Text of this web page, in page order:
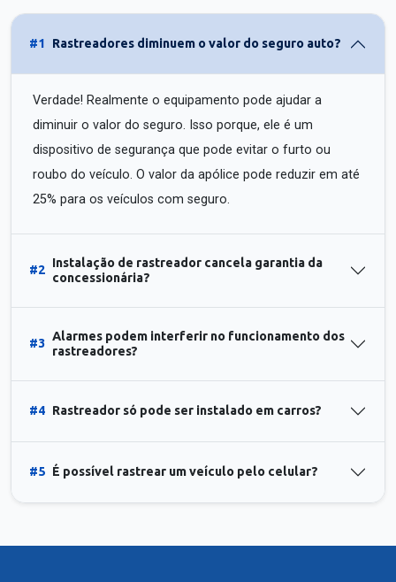
#1 Rastreadores diminuem o valor do seguro auto?
Verdade! Realmente o equipamento pode ajudar a
diminuir o valor do seguro. Isso porque, ele é um
dispositivo de segurança que pode evitar o furto ou
roubo do veículo. O valor da apólice pode reduzir em até
25% para os veículos com seguro.
#2
Instalação de rastreador cancela garantia da
concessionária?
#3
Alarmes podem interferir no funcionamento dos
rastreadores?
#4 Rastreador só pode ser instalado em carros?
#5 É possível rastrear um veículo pelo celular?